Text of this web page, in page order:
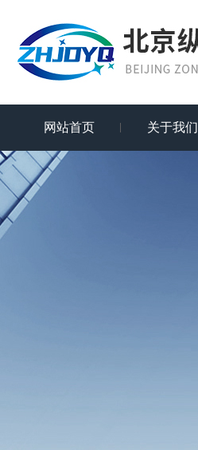
网站首页 关于我们